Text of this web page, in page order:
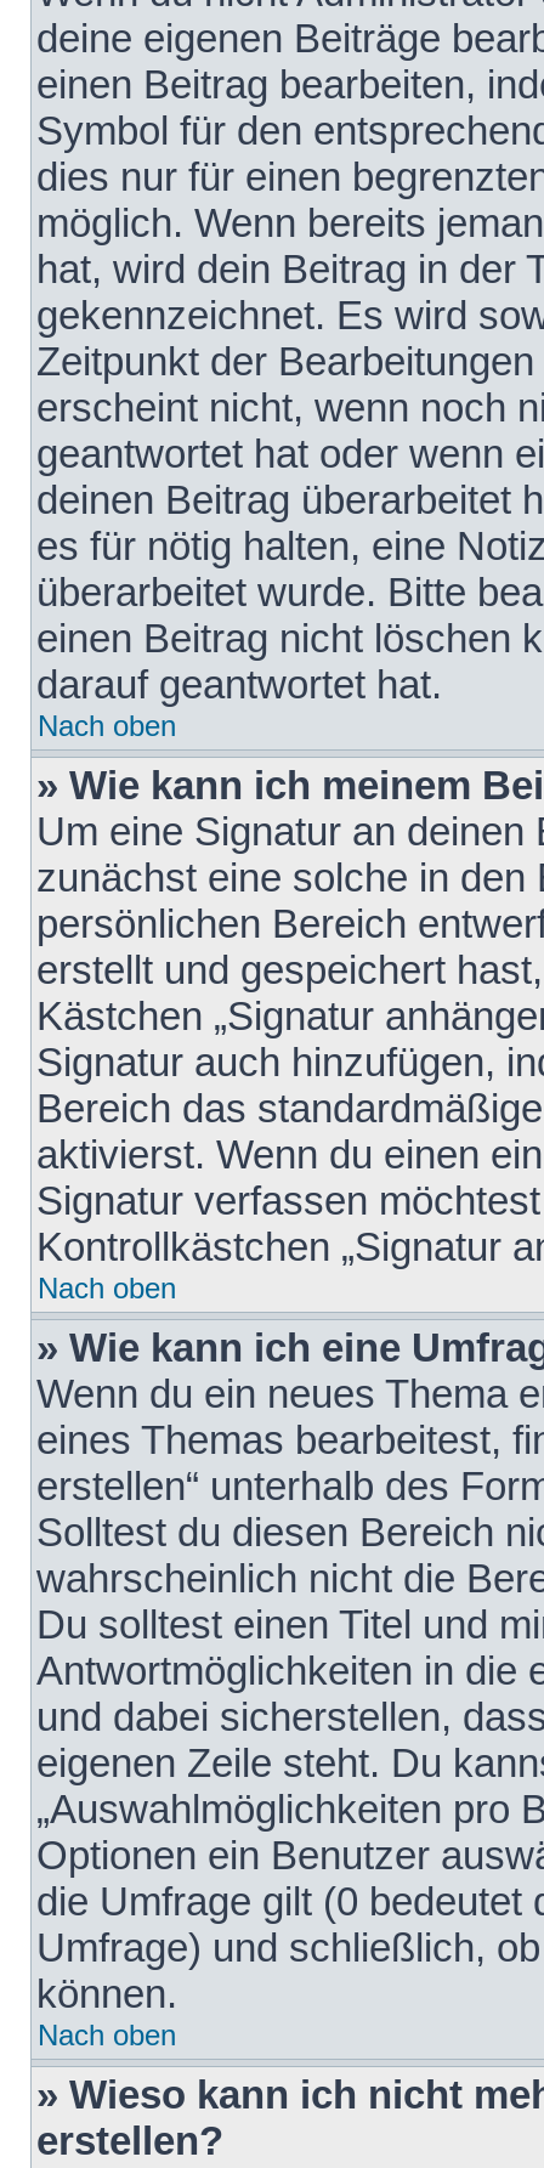
deine eigenen Beiträge
einen Beitrag bearbeiten,
Symbol für den
dies nur für einen
möglich. Wenn bereits
hat, wird dein Beitrag in der
gekennzeichnet. Es wird
Zeitpunkt der
erscheint nicht, wenn noch
geantwortet hat oder wenn
deinen Beitrag überarbeitet
es für nötig halten, eine
überarbeitet wurde. Bitte
einen Beitrag nicht löschen
darauf geantwortet hat.
Nach oben
» Wie kann ich meinem
Um eine Signatur an
zunächst eine solche in den
persönlichen Bereich
erstellt und gespeichert
Kästchen „Signatur
Signatur auch hinzufügen,
Bereich das
aktivierst. Wenn du einen
Signatur verfassen
Kontrollkästchen „Signatur
Nach oben
» Wie kann ich eine
Wenn du ein neues Thema
eines Themas bearbeitest,
erstellen“ unterhalb des
Solltest du diesen Bereich
wahrscheinlich nicht die
Du solltest einen Titel und
Antwortmöglichkeiten in die
und dabei sicherstellen,
eigenen Zeile steht. Du
„Auswahlmöglichkeiten pro
Optionen ein Benutzer
die Umfrage gilt (0 bedeutet
Umfrage) und schließlich,
können.
Nach oben
» Wieso kann ich nicht
erstellen?